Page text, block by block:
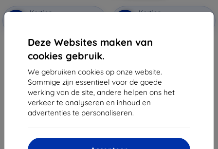
Deze Websites maken van
cookies gebruik.
We gebruiken cookies op onze website.
Sommige zijn essentieel voor de goede
werking van de site, andere helpen ons het
verkeer te analyseren en inhoud en
advertenties te personaliseren.
Korting
3mk Watch Protection
FlexibleGlass hybride
beschermglas voor Huawei
Watch GT 6 Pro 46mm
€ 11,89
€ 10,71
Op voorraad: > 5 stuks
Korting
TECH-PROTECT Glass Fit+ 2-pack
Huawei Watch GT 6 Pro (46 mm)
€ 9,81
Op voorraad: > 5 stuks